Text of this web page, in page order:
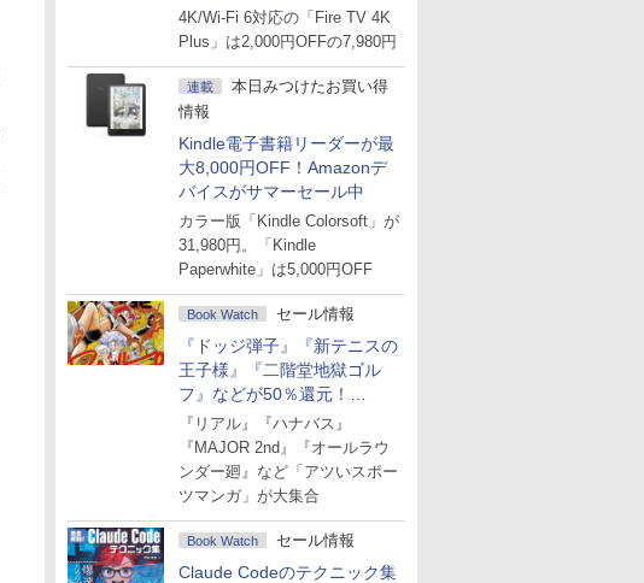
4K/Wi-Fi 6対応の「Fire TV 4K
Plus」は2,000円OFFの7,980円
連載
本日みつけたお買い得
情報
Kindle電子書籍リーダーが最
大8,000円OFF！Amazonデ
バイスがサマーセール中
カラー版「Kindle Colorsoft」が
31,980円。「Kindle
Paperwhite」は5,000円OFF
Book Watch セール情報
『ドッジ弾子』『新テニスの
王子様』『二階堂地獄ゴル
フ』などが50％還元！
Amazonマンガ週末セール
『リアル』『ハナバス』
『MAJOR 2nd』『オールラウ
ンダー廻』など「アツいスポー
ツマンガ」が大集合
Book Watch セール情報
Claude Codeのテクニック集